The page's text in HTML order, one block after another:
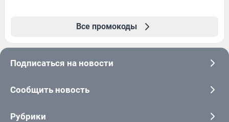
Все промокоды
Подписаться на новости
Сообщить новость
Рубрики